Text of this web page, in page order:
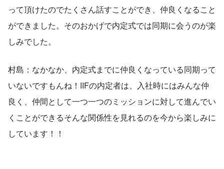
って頂けたのでたくさん話すことができ、仲良くなること
ができました。そのおかげで内定式では同期に会うのが楽
しみでした。
村島：なかなか、内定式までに仲良くなっている同期って
いないですもんね！IIFの内定者は、入社時にはみんな仲
良く、仲間として一つ一つのミッションに対して進んでい
くことができるそんな関係性を見れるのを今から楽しみに
しています！！